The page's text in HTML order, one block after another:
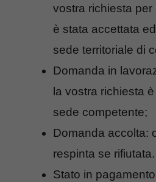
vostra richiesta
è stata accettata
sede territoriale di
Domanda in
la vostra richiesta
sede competente;
Domanda accolta:
respinta se rifiutata.
Stato in